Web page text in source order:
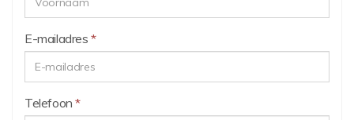
E-mailadres*
Telefoon*